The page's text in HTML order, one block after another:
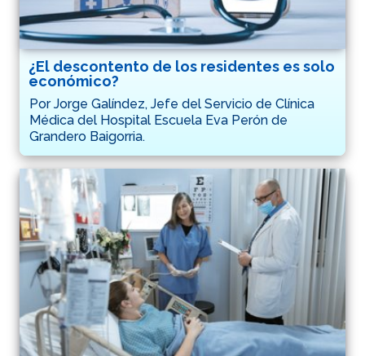
¿El descontento de los residentes es solo
económico?
Por Jorge Galíndez, Jefe del Servicio de Clínica
Médica del Hospital Escuela Eva Perón de
Grandero Baigorria.